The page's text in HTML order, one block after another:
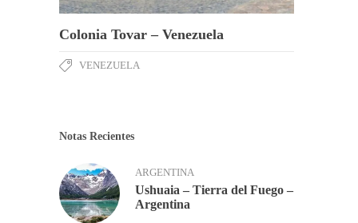
Colonia Tovar – Venezuela
VENEZUELA
Notas Recientes
ARGENTINA
Ushuaia – Tierra del Fuego –
Argentina